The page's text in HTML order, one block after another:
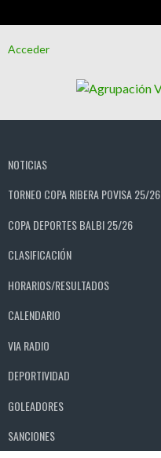
alAcceder
NOTICIAS
TORNEO COPA RIBERA POVISA 25/26
COPA DEPORTES BALBI 25/26
CLASIFICACIÓN
HORARIOS/RESULTADOS
CALENDARIO
VIA RADIO
DEPORTIVIDAD
GOLEADORES
SANCIONES